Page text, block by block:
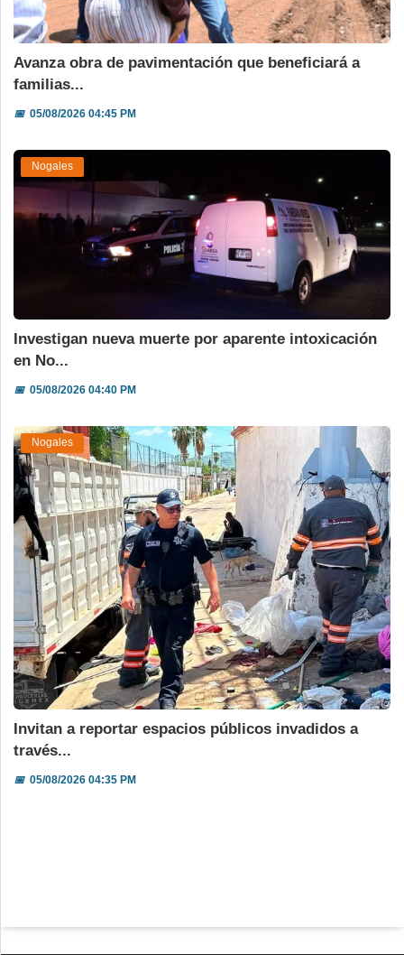
Avanza obra de pavimentación que beneficiará a
familias...
📅05/08/2026 04:45 PM
Nogales
Investigan nueva muerte por aparente intoxicación
en No...
📅05/08/2026 04:40 PM
Nogales
Invitan a reportar espacios públicos invadidos a
través...
📅05/08/2026 04:35 PM